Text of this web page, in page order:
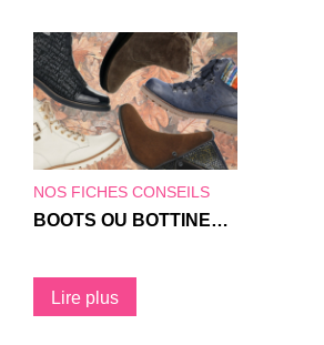
NOS FICHES CONSEILS
BOOTS OU BOTTINES POUR UN HIVER BIEN CHAUSSÉE !
Lire plus